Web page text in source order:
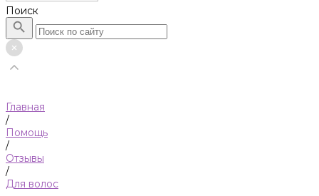
Поиск
Главная
/
Помощь
/
Отзывы
/
Для волос